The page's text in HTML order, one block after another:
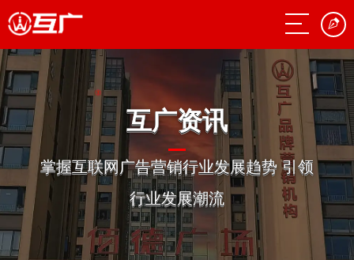
互广资讯
掌握互联网广告营销行业发展趋势 引领
行业发展潮流